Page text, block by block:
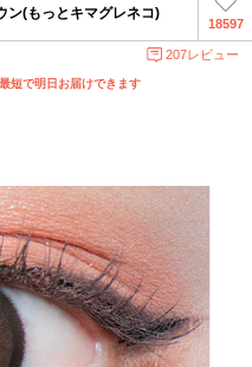
18597
ン(もっとキマグレネコ)
207レビュー
短で明日お届けできます